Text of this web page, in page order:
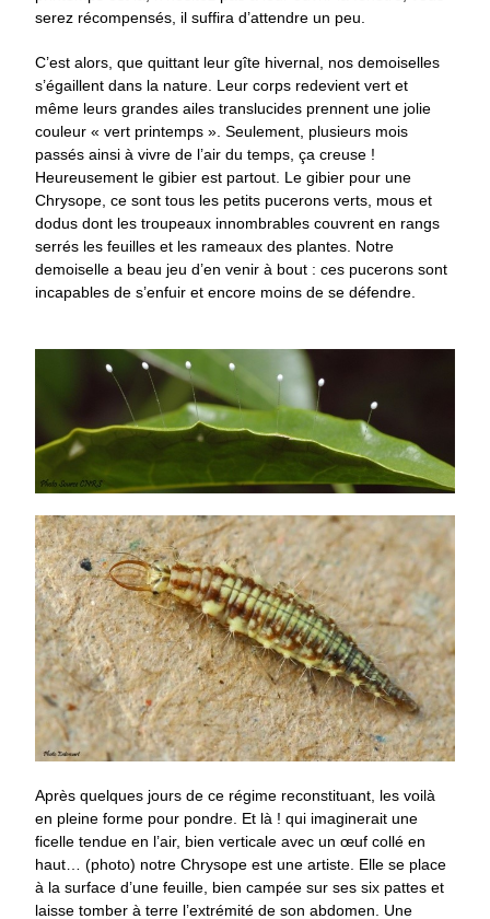
serez récompensés, il suffira d’attendre un peu.
C’est alors, que quittant leur gîte hivernal, nos demoiselles
s’égaillent dans la nature. Leur corps redevient vert et
même leurs grandes ailes translucides prennent une jolie
couleur « vert printemps ». Seulement, plusieurs mois
passés ainsi à vivre de l’air du temps, ça creuse !
Heureusement le gibier est partout. Le gibier pour une
Chrysope, ce sont tous les petits pucerons verts, mous et
dodus dont les troupeaux innombrables couvrent en rangs
serrés les feuilles et les rameaux des plantes. Notre
demoiselle a beau jeu d’en venir à bout : ces pucerons sont
incapables de s’enfuir et encore moins de se défendre.
Après quelques jours de ce régime reconstituant, les voilà
en pleine forme pour pondre. Et là ! qui imaginerait une
ficelle tendue en l’air, bien verticale avec un œuf collé en
haut… (photo) notre Chrysope est une artiste. Elle se place
à la surface d’une feuille, bien campée sur ses six pattes et
laisse tomber à terre l’extrémité de son abdomen. Une